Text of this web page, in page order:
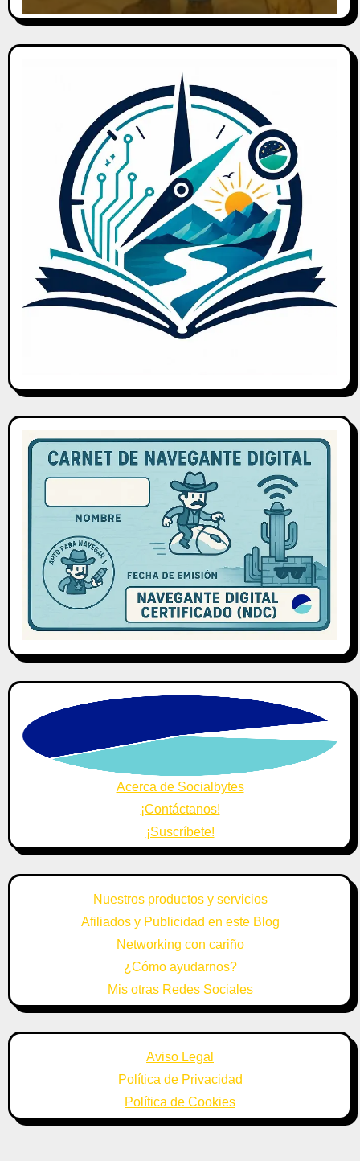
Acerca de Socialbytes
¡Contáctanos!
¡Suscríbete!
Nuestros productos y servicios
Afiliados y Publicidad en este Blog
Networking con cariño
¿Cómo ayudarnos?
Mis otras Redes Sociales
Aviso Legal
Política de Privacidad
Política de Cookies